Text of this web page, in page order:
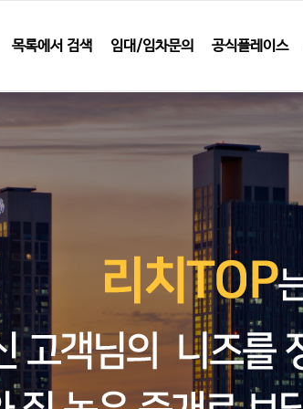
목록에서 검색 임대/임차문의 공식플레이스